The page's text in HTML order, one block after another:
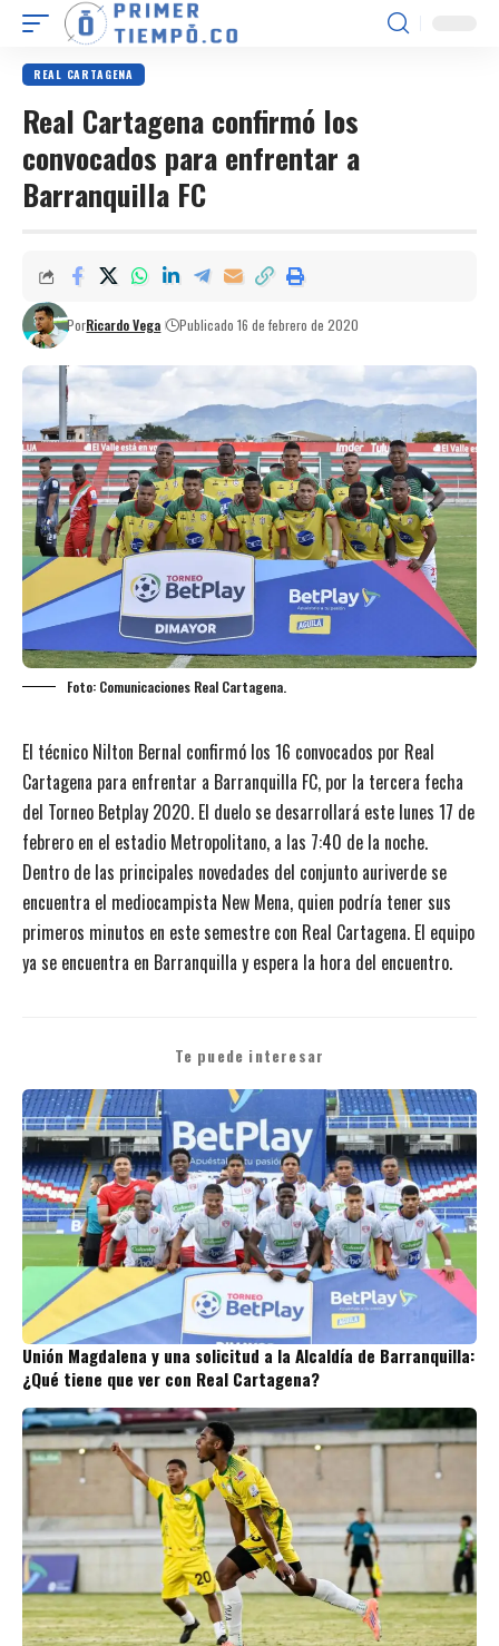
REAL CARTAGENA
Real Cartagena confirmó los
convocados para enfrentar a
Barranquilla FC
PorRicardo Vega Publicado 16 de febrero de 2020
Foto: Comunicaciones Real Cartagena.
El técnico Nilton Bernal confirmó los 16 convocados por Real
Cartagena para enfrentar a Barranquilla FC, por la tercera fecha
del Torneo Betplay 2020. El duelo se desarrollará este lunes 17 de
febrero en el estadio Metropolitano, a las 7:40 de la noche.
Dentro de las principales novedades del conjunto auriverde se
encuentra el mediocampista New Mena, quien podría tener sus
primeros minutos en este semestre con Real Cartagena. El equipo
ya se encuentra en Barranquilla y espera la hora del encuentro.
Te puede interesar
Unión Magdalena y una solicitud a la Alcaldía de Barranquilla:
¿Qué tiene que ver con Real Cartagena?